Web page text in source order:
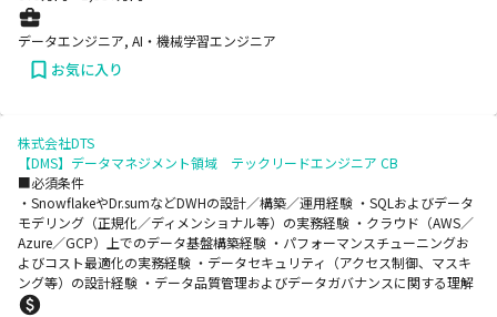
データエンジニア, AI・機械学習エンジニア
お気に入り
株式会社DTS
【DMS】データマネジメント領域 テックリードエンジニア CB
■必須条件
・SnowflakeやDr.sumなどDWHの設計／構築／運用経験 ・SQLおよびデータ
モデリング（正規化／ディメンショナル等）の実務経験 ・クラウド（AWS／
Azure／GCP）上でのデータ基盤構築経験 ・パフォーマンスチューニングお
よびコスト最適化の実務経験 ・データセキュリティ（アクセス制御、マスキ
ング等）の設計経験 ・データ品質管理およびデータガバナンスに関する理解